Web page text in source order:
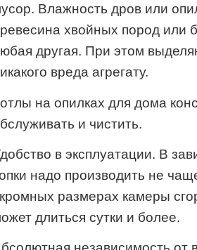
Влажность дров или
хвойных пород или
другая. При этом
вреда агрегату.
на опилках для дома
и чистить.
в эксплуатации. В
надо производить не
размерах камеры
длиться сутки и более.